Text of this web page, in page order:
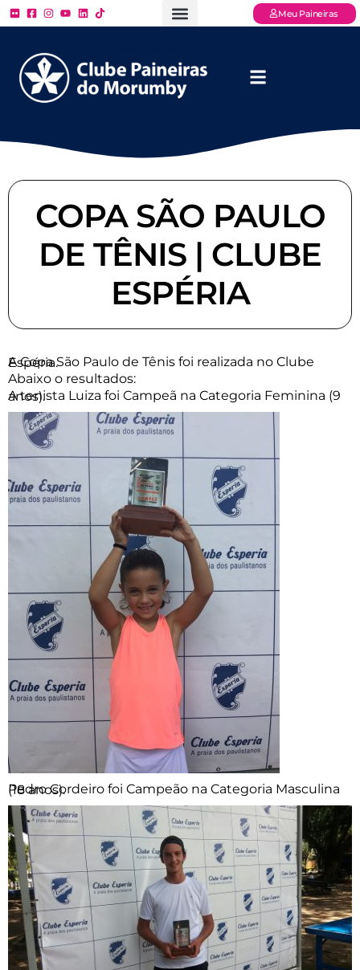
Meu Paineiras
COPA SÃO PAULO
DE TÊNIS | CLUBE
ESPÉRIA
A Copa São Paulo de Tênis foi realizada no Clube Espéria.
Abaixo o resultados:
A tenista Luiza foi Campeã na Categoria Feminina (9 anos).
Pedro Cordeiro foi Campeão na Categoria Masculina (18 anos).